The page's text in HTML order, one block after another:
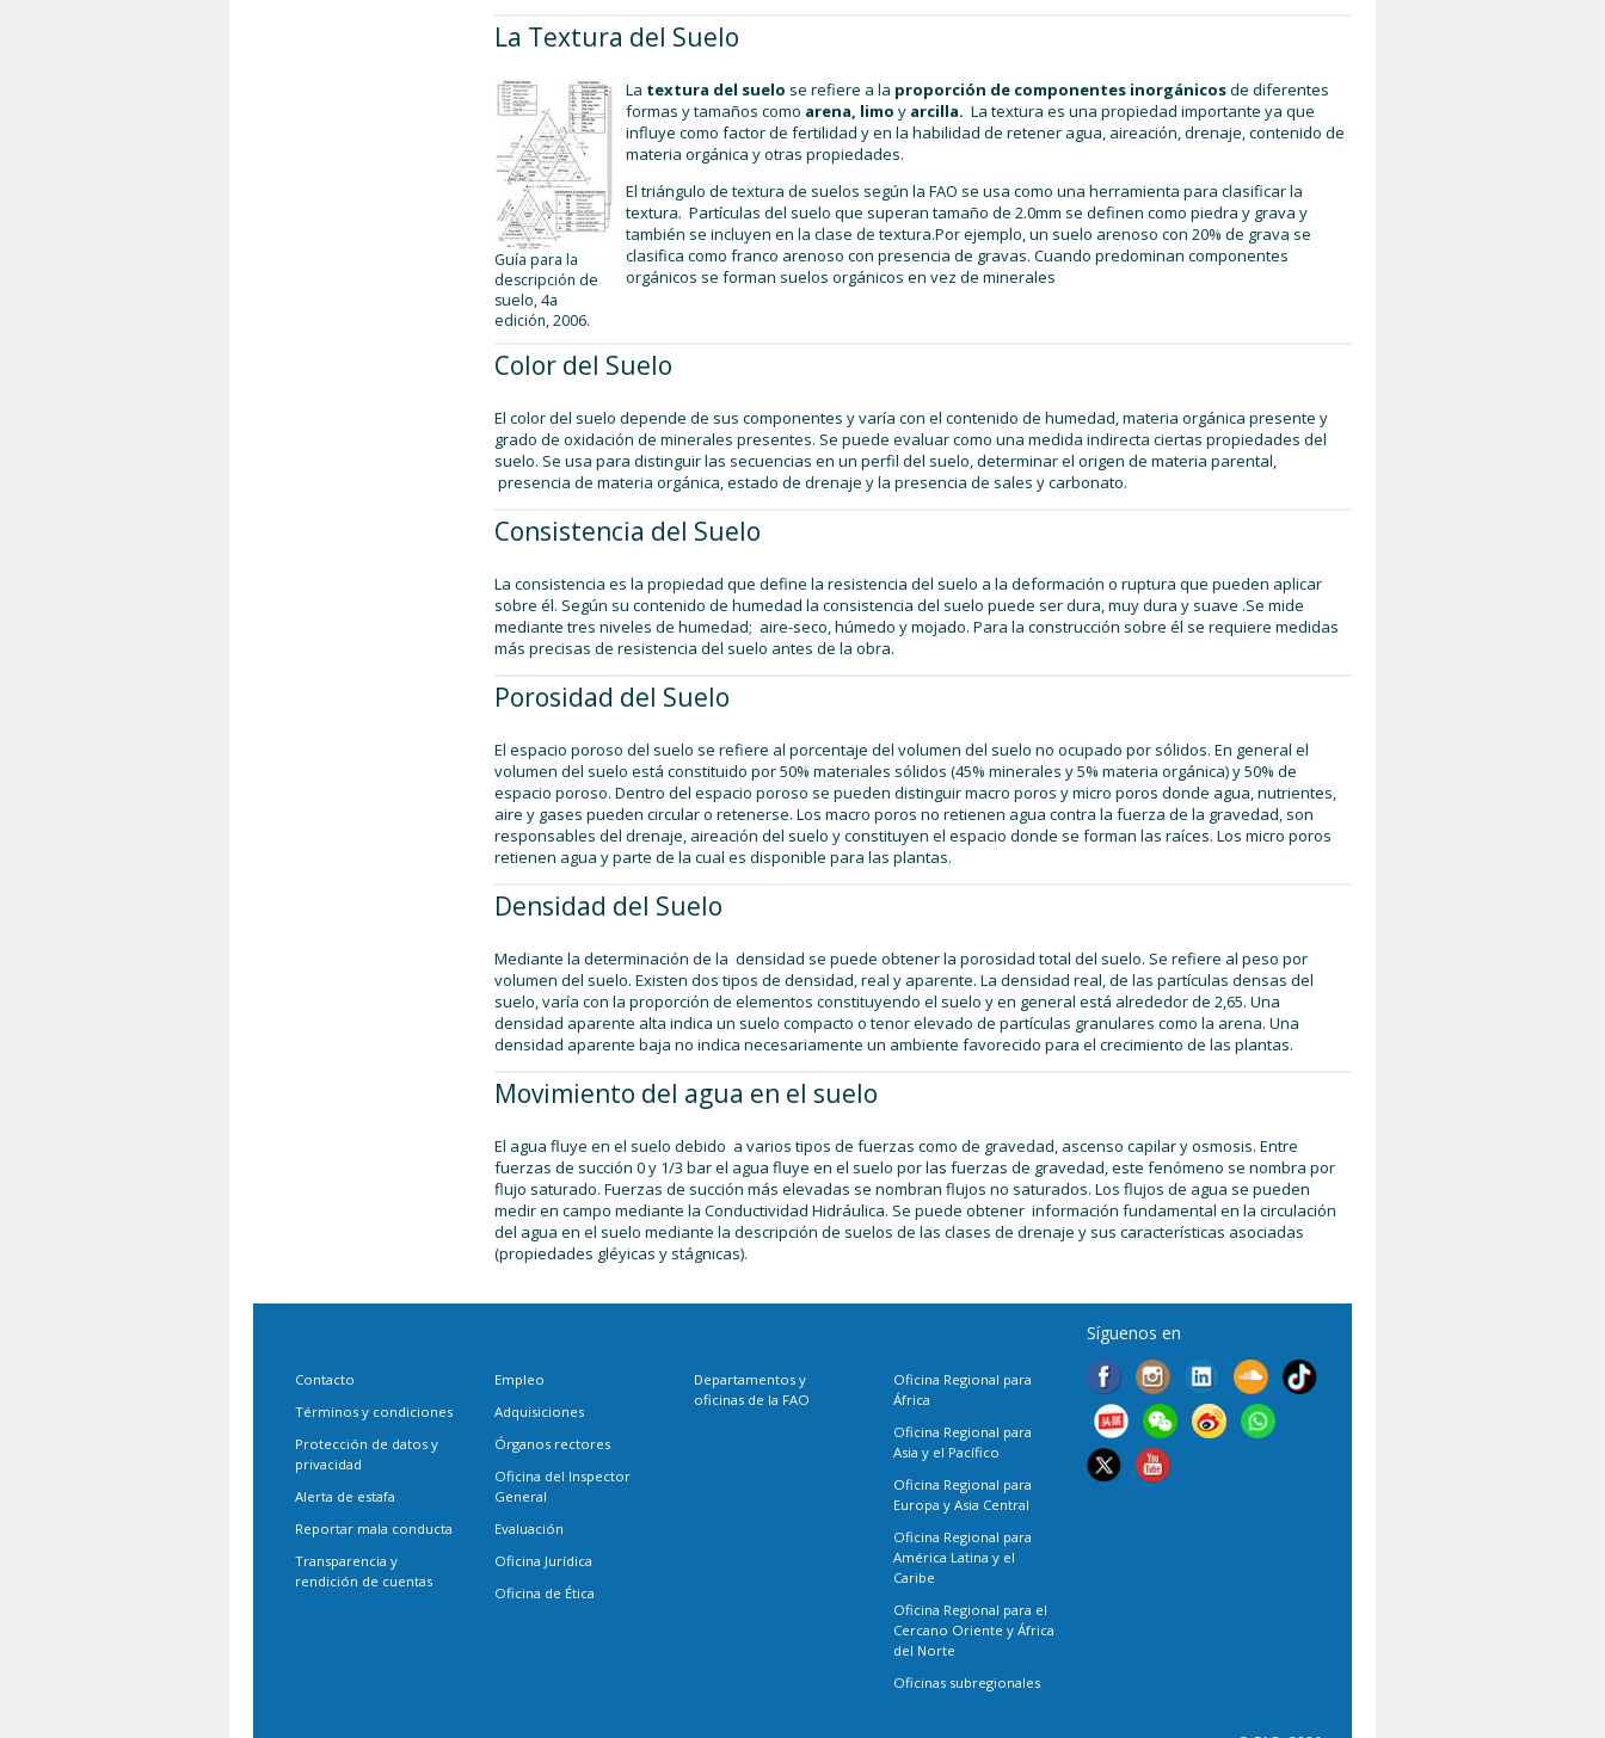
La Textura del Suelo
Guía para la
descripción de
suelo, 4a
edición, 2006.
La textura del suelo se refiere a la proporción de componentes inorgánicosde diferentes
formas y tamaños como arena, limo y arcilla. La textura es una propiedad importante ya que
influye como factor de fertilidad y en la habilidad de retener agua, aireación, drenaje, contenido de
materia orgánica y otras propiedades.
El triángulo de textura de suelos según la FAO se usa como una herramienta para clasificar la
textura. Partículas del suelo que superan tamaño de 2.0mm se definen como piedra y grava y
también se incluyen en la clase de textura.Por ejemplo, un suelo arenoso con 20% de grava se
clasifica como franco arenoso con presencia de gravas. Cuando predominan componentes
orgánicos se forman suelos orgánicos en vez de minerales
Color del Suelo
El color del suelo depende de sus componentes y varía con el contenido de humedad, materia orgánica presente y
grado de oxidación de minerales presentes. Se puede evaluar como una medida indirecta ciertas propiedades del
suelo. Se usa para distinguir las secuencias en un perfil del suelo, determinar el origen de materia parental,
presencia de materia orgánica, estado de drenaje y la presencia de sales y carbonato.
Consistencia del Suelo
La consistencia es la propiedad que define la resistencia del suelo a la deformación o ruptura que pueden aplicar
sobre él. Según su contenido de humedad la consistencia del suelo puede ser dura, muy dura y suave .Se mide
mediante tres niveles de humedad; aire-seco, húmedo y mojado. Para la construcción sobre él se requiere medidas
más precisas de resistencia del suelo antes de la obra.
Porosidad del Suelo
El espacio poroso del suelo se refiere al porcentaje del volumen del suelo no ocupado por sólidos. En general el
volumen del suelo está constituido por 50% materiales sólidos (45% minerales y 5% materia orgánica) y 50% de
espacio poroso. Dentro del espacio poroso se pueden distinguir macro poros y micro poros donde agua, nutrientes,
aire y gases pueden circular o retenerse. Los macro poros no retienen agua contra la fuerza de la gravedad, son
responsables del drenaje, aireación del suelo y constituyen el espacio donde se forman las raíces. Los micro poros
retienen agua y parte de la cual es disponible para las plantas.
Densidad del Suelo
Mediante la determinación de la densidad se puede obtener la porosidad total del suelo. Se refiere al peso por
volumen del suelo. Existen dos tipos de densidad, real y aparente. La densidad real, de las partículas densas del
suelo, varía con la proporción de elementos constituyendo el suelo y en general está alrededor de 2,65. Una
densidad aparente alta indica un suelo compacto o tenor elevado de partículas granulares como la arena. Una
densidad aparente baja no indica necesariamente un ambiente favorecido para el crecimiento de las plantas.
Movimiento del agua en el suelo
El agua fluye en el suelo debido a varios tipos de fuerzas como de gravedad, ascenso capilar y osmosis. Entre
fuerzas de succión 0 y 1/3 bar el agua fluye en el suelo por las fuerzas de gravedad, este fenómeno se nombra por
flujo saturado. Fuerzas de succión más elevadas se nombran flujos no saturados. Los flujos de agua se pueden
medir en campo mediante la Conductividad Hidráulica. Se puede obtener información fundamental en la circulación
del agua en el suelo mediante la descripción de suelos de las clases de drenaje y sus características asociadas
(propiedades gléyicas y stágnicas).
Contacto
Términos y condiciones
Protección de datos y
privacidad
Alerta de estafa
Reportar mala conducta
Transparencia y
rendición de cuentas
Empleo
Adquisiciones
Órganos rectores
Oficina del Inspector
General
Evaluación
Oficina Jurídica
Oficina de Ética
Departamentos y
oficinas de la FAO
Oficina Regional para
África
Oficina Regional para
Asia y el Pacífico
Oficina Regional para
Europa y Asia Central
Oficina Regional para
América Latina y el
Caribe
Oficina Regional para el
Cercano Oriente y África
del Norte
Oficinas subregionales
Síguenos en